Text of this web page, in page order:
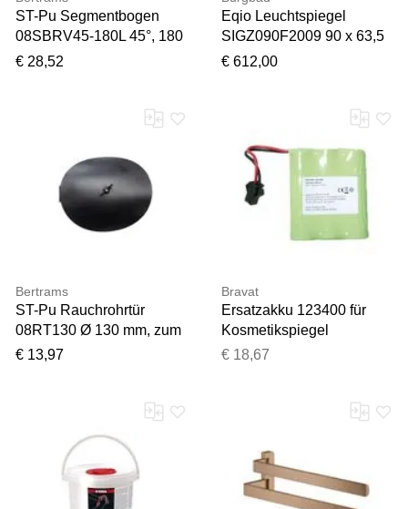
ST-Pu Segmentbogen
08SBRV45-180L 45°, 180
mm, geschweißt,
€ 28,52
Eqio Leuchtspiegel
SIGZ090F2009 90 x 63,5
x 6 cm, Weiß Hochglanz,
€ 612,00
Bertrams
ST-Pu Rauchrohrtür
08RT130 Ø 130 mm, zum
nachträglichen Einbau in
€ 13,97
Bravat
Ersatzakku 123400 für
Kosmetikspiegel
€ 18,67